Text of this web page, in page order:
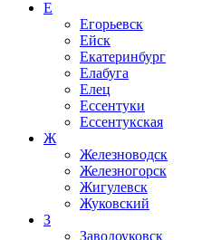
Е
Егорьевск
Ейск
Екатеринбург
Елабуга
Елец
Ессентуки
Ессентукская
Ж
Железноводск
Железногорск
Жигулевск
Жуковский
З
Заводоуковск